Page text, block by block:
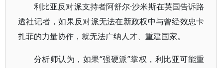
利比亚反对派支持者阿舒尔·沙米斯在英国告诉路
透社记者，如果反对派无法在新政权中与曾经效忠卡
扎菲的力量协作，就无法广纳人才、重建国家。
分析师认为，如果“强硬派”掌权，利比亚可能重